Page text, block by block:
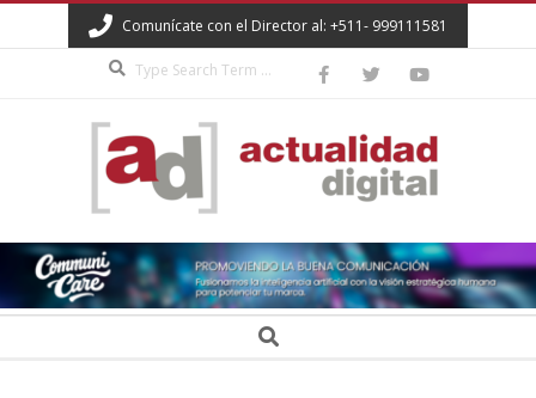
to
Comunícate con el Director al: +511- 999111581
ACTUALIDAD
DIGITAL Search